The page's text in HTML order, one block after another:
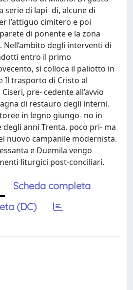
serie di lapi- di, alcune di
l’attiguo cimitero e poi
di ponente e la zona
Nell’ambito degli interventi di
entro il primo
si colloca il paliotto in
Il trasporto di Cristo al
pre- cedente all’avvio
di restauro degli interni.
in legno giungo- no in
degli anni Trenta, poco pri- ma
nuovo campanile modernista.
e Duemila vengo
liturgici post-conciliari.
Scheda completa
(DC)